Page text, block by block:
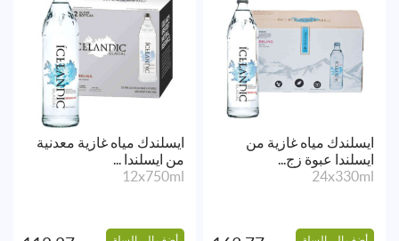
ايسلندك مياه غازية من
ايسلندا عبوة زج...
24x330ml
ايسلندك مياه غازية معدنية
من ايسلندا ...
12x750ml